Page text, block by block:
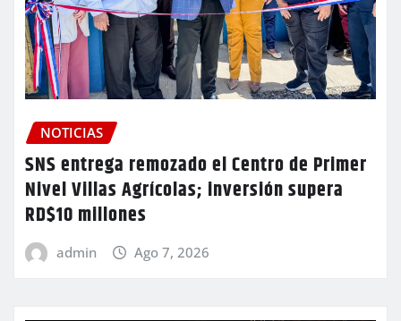
NOTICIAS
SNS entrega remozado el Centro de Primer
Nivel Villas Agrícolas; inversión supera
RD$10 millones
admin Ago 7, 2026